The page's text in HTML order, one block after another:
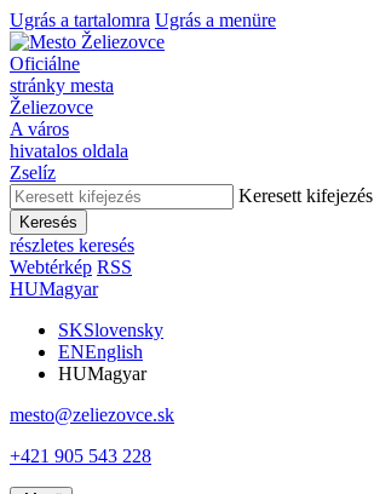
Ugrás a tartalomra Ugrás a menüre
Oficiálne
stránky mesta
Želiezovce
A város
hivatalos oldala
Zselíz
Keresett kifejezés
Keresés
részletes keresés
Webtérkép RSS
HUMagyar
SKSlovensky
ENEnglish
HUMagyar
mesto@zeliezovce.sk
+421 905 543 228